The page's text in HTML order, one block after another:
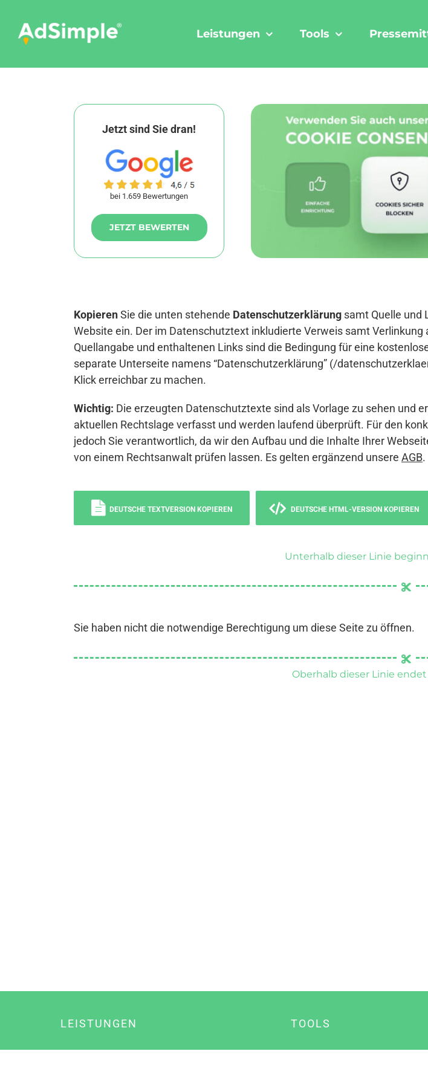
content
Leistungen Tools
Jetzt sind Sie dran!
bei 1.659 Bewertungen
JETZT BEWERTEN
KopierenSie die unten stehende Datenschutzerklärung samt Quelle und
Website ein. Der im Datenschutztext inkludierte Verweis samt
Quellangabe und enthaltenen Links sind die Bedingung für eine
separate Unterseite namens “Datenschutzerklärung” (/
Klick erreichbar zu machen.
Wichtig: Die erzeugten Datenschutztexte sind als Vorlage zu sehen und
aktuellen Rechtslage verfasst und werden laufend überprüft. Für den
jedoch Sie verantwortlich, da wir den Aufbau und die Inhalte Ihrer
von einem Rechtsanwalt prüfen lassen. Es gelten ergänzend unsere AGB.
DEUTSCHE TEXTVERSION KOPIEREN DEUTSCHE HTML-VERSION KOPIEREN
Unterhalb dieser Linie
Sie haben nicht die notwendige Berechtigung um diese Seite zu öffnen.
Oberhalb dieser Linie
LEISTUNGEN TOOLS